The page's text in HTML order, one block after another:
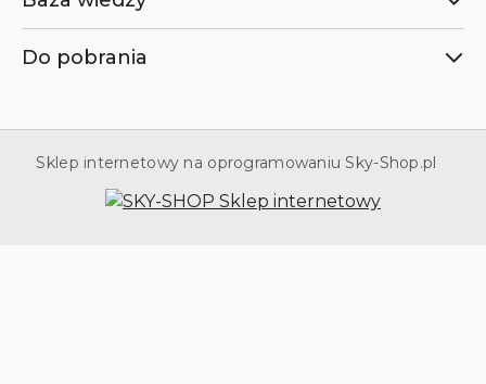
Do pobrania
Sklep internetowy na oprogramowaniu Sky-Shop.pl